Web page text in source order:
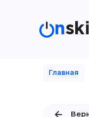
n
Главная